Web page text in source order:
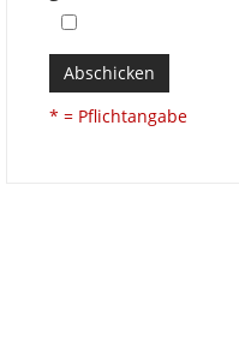
Abschicken
* = Pflichtangabe